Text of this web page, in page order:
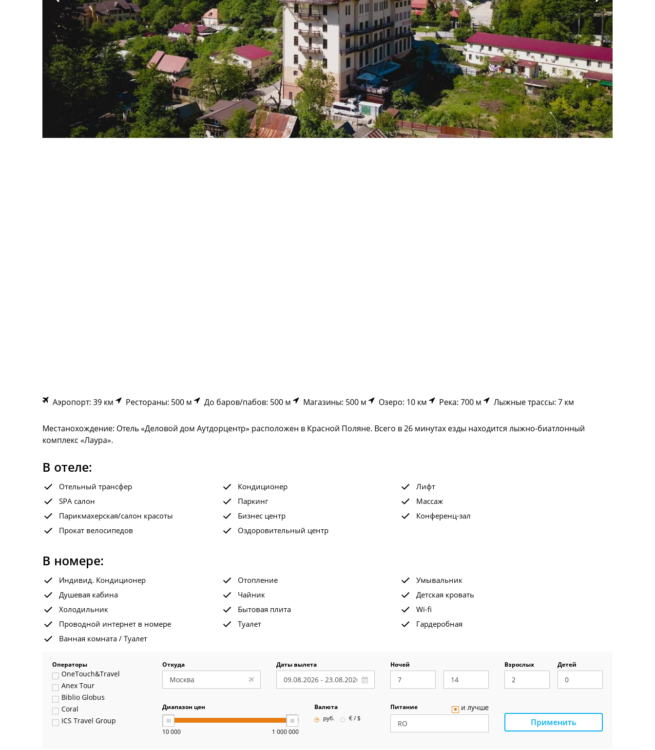
Аэропорт: 39 км Рестораны: 500 м До баров/пабов: 500 м Магазины: 500 м Озеро: 10 км Река: 700 м Лыжные трассы: 7 км
Местанохождение: Отель «Деловой дом Аутдорцентр» расположен в Красной Поляне. Всего в 26 минутах езды находится лыжно-биатлонный
комплекс «Лаура».
В отеле:
Отельный трансфер Кондиционер
Лифт
SPA салон
Паркинг
Массаж
Парикмахерская/салон красоты
Бизнес центр
Конференц-зал
Прокат велосипедов
Оздоровительный центр
В номере:
Индивид. Кондиционер Отопление
Умывальник
Душевая кабина
Чайник
Детская кровать
Холодильник
Бытовая плита
Wi-fi
Проводной интернет в номере
Туалет
Гардеробная
Ванная комната / Туалет
Операторы
OneTouch&Travel
Anex Tour
Biblio Globus
Coral
ICS Travel Group
Откуда Даты вылета Ночей Взрослых Детей
Диапазон цен
10 000 1 000 000
Валюта
руб.
€ / $
Питание и лучше
Применить